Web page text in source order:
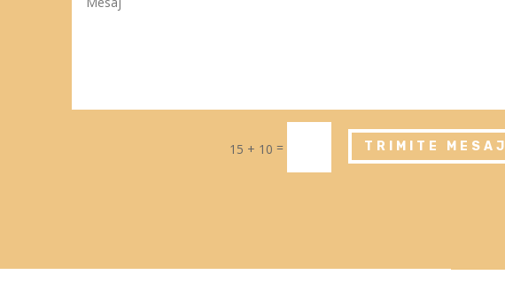
15 + 10 = TRIMITE MESAJ